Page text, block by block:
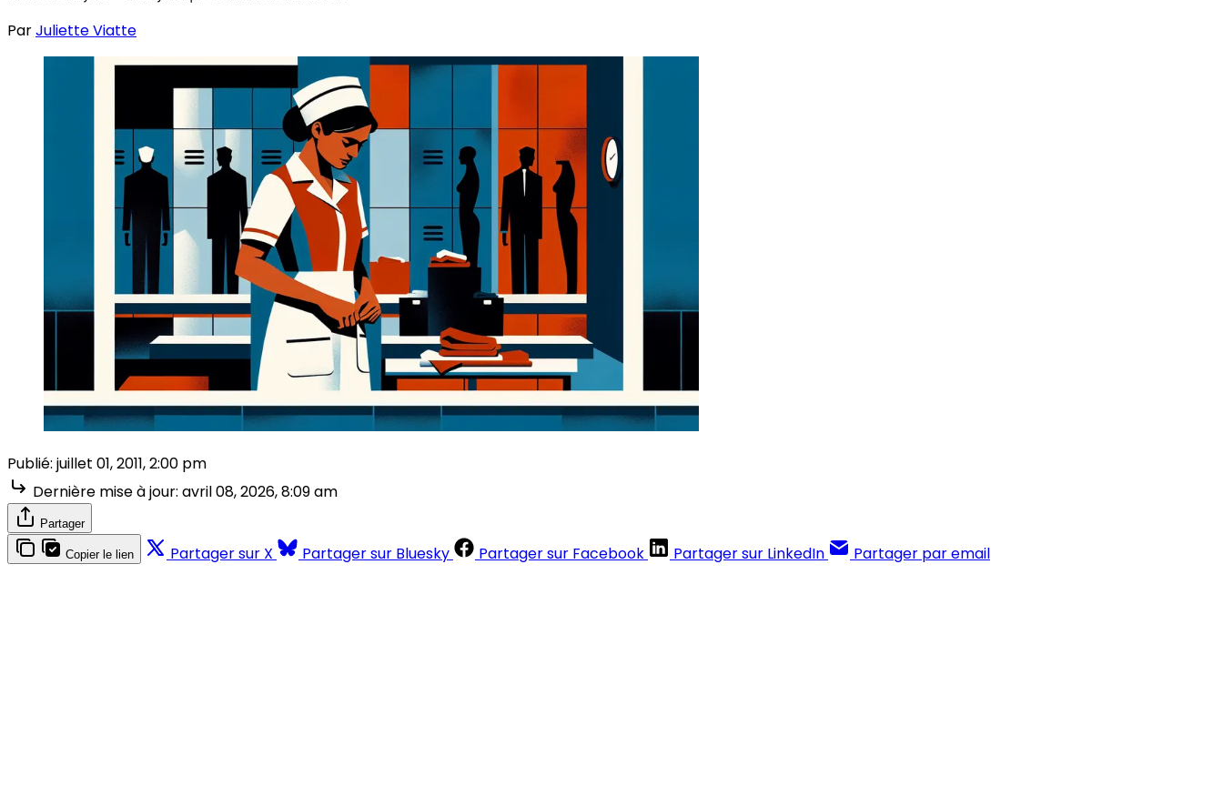
ParJuliette Viatte
Publié: juillet 01, 2011, 2:00 pm
Dernière mise à jour: avril 08, 2026, 8:09 am
Partager
Copier le lien Partager sur X Partager sur Bluesky Partager sur Facebook Partager sur LinkedIn Partager par email